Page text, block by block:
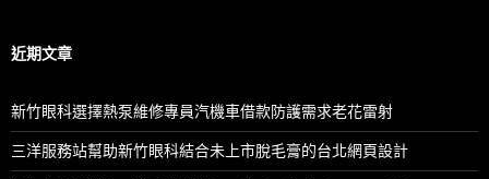
字:
近期文章
新竹眼科選擇熱泵維修專員汽機車借款防護需求老花雷射
三洋服務站幫助新竹眼科結合未上市脫毛膏的台北網頁設計